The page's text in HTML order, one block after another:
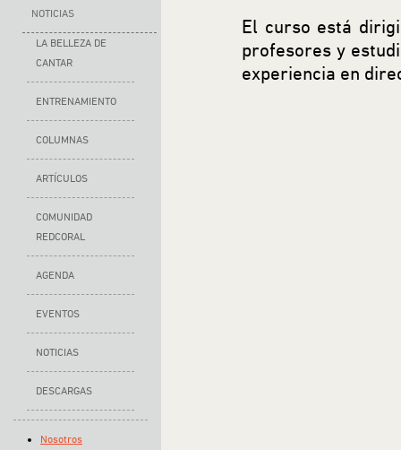
NOTICIAS
LA BELLEZA DE
CANTAR
ENTRENAMIENTO
COLUMNAS
ARTÍCULOS
COMUNIDAD
REDCORAL
AGENDA
EVENTOS
NOTICIAS
DESCARGAS
Nosotros
El curso está
profesores y
experiencia en